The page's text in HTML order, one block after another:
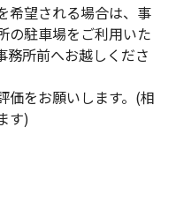
希望される場合は、事
の駐車場をご利用いた
務所前へお越しくださ
価をお願いします。(相
す)